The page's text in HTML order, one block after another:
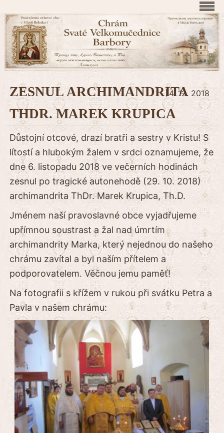
ZESNUL ARCHIMANDRITA
THDR. MAREK KRUPICA
4. 12. 2018
Důstojní otcové, drazí bratři a sestry v Kristu! S
lítostí a hlubokým žalem v srdci oznamujeme, že
dne 6. listopadu 2018 ve večerních hodinách
zesnul po tragické autonehodě (29. 10. 2018)
archimandrita ThDr. Marek Krupica, Th.D.
Jménem naší pravoslavné obce vyjadřujeme
upřímnou soustrast a žal nad úmrtím
archimandrity Marka, který nejednou do našeho
chrámu zavítal a byl naším přítelem a
podporovatelem. Věčnou jemu paměť!
Na fotografii s křížem v rukou při svátku Petra a
Pavla v našem chrámu: